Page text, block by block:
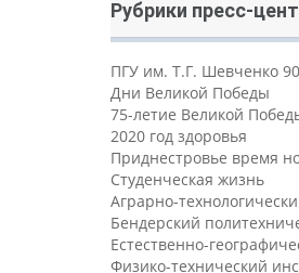
Рубрики пресс-
ПГУ им. Т.Г. Шевченко
Дни Великой Победы
75-летие Великой
2020 год здоровья
Приднестровье время
Студенческая жизнь
Аграрно-
Бендерский
Естественно-
Физико-технический